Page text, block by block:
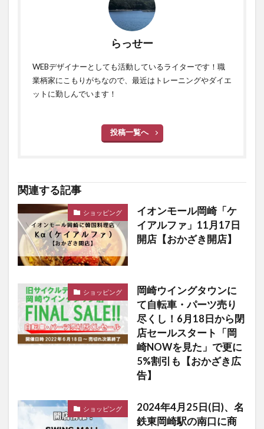
らっせー
WEBデザイナーとしても活動しているライターです！職
業柄家にこもりがちなので、最近はトレーニングやダイエ
ットに勤しんでいます！
投稿一覧へ
関連する記事
ショッピング
イオンモール岡崎「ケ
イアルファ」11月17日
開店【おかざき開店】
ショッピング
岡崎ウイングタウンに
て自転車・パーツ売り
尽くし！6月18日から閉
店セールスタート「岡
崎NOWを見た」で更に
5%割引も【おかざき広
告】
ショッピング
2024年4月25日(日)、名
鉄東岡崎駅の南口に商